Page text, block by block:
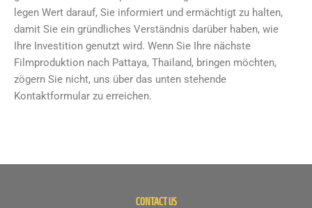
legen Wert darauf, Sie informiert und ermächtigt zu halten,
damit Sie ein gründliches Verständnis darüber haben, wie
Ihre Investition genutzt wird. Wenn Sie Ihre nächste
Filmproduktion nach Pattaya, Thailand, bringen möchten,
zögern Sie nicht, uns über das unten stehende
Kontaktformular zu erreichen.
CONTACT US